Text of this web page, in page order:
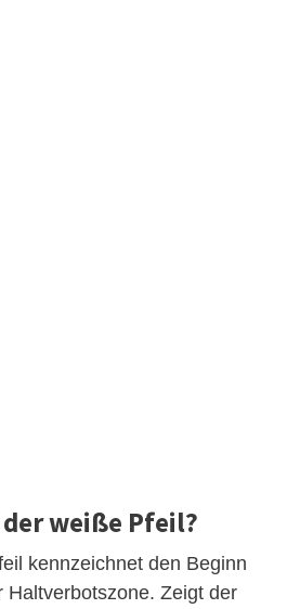
weiße Pfeil?
kennzeichnet den Beginn
Haltverbotszone. Zeigt der